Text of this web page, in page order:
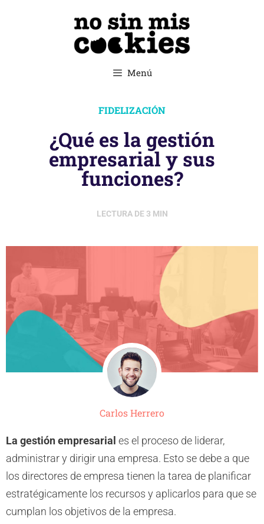
Menú
FIDELIZACIÓN
¿Qué es la gestión
empresarial y sus
funciones?
LECTURA DE3 MIN
Carlos Herrero
La gestión empresarial es el proceso de liderar,
administrar y dirigir una empresa. Esto se debe a que
los directores de empresa tienen la tarea de planificar
estratégicamente los recursos y aplicarlos para que se
cumplan los objetivos de la empresa.